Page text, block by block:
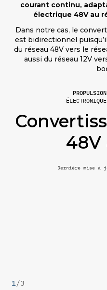
48V
Dernière mise à
courant continu,
électrique 48V au
Dans notre cas, le
est bidirectionnel
du réseau 48V vers le
aussi du réseau 12V
1/3